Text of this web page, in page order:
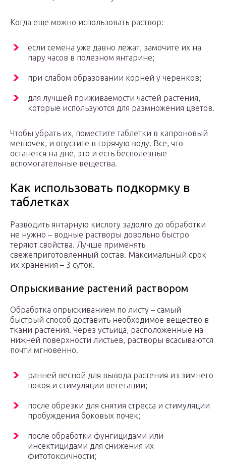
Когда еще можно использовать раствор:
если семена уже давно лежат, замочите их на
пару часов в полезном янтарине;
при слабом образовании корней у черенков;
для лучшей приживаемости частей растения,
которые используются для размножения цветов.
Чтобы убрать их, поместите таблетки в капроновый
мешочек, и опустите в горячую воду. Все, что
останется на дне, это и есть бесполезные
вспомогательные вещества.
Как использовать подкормку в
таблетках
Разводить янтарную кислоту задолго до обработки
не нужно – водные растворы довольно быстро
теряют свойства. Лучше применять
свежеприготовленный состав. Максимальный срок
их хранения – 3 суток.
Опрыскивание растений раствором
Обработка опрыскиванием по листу – самый
быстрый способ доставить необходимое вещество в
ткани растения. Через устьица, расположенные на
нижней поверхности листьев, растворы всасываются
почти мгновенно.
ранней весной для вывода растения из зимнего
покоя и стимуляции вегетации;
после обрезки для снятия стресса и стимуляции
пробуждения боковых почек;
после обработки фунгицидами или
инсектицидами для снижения их
фитотоксичности;